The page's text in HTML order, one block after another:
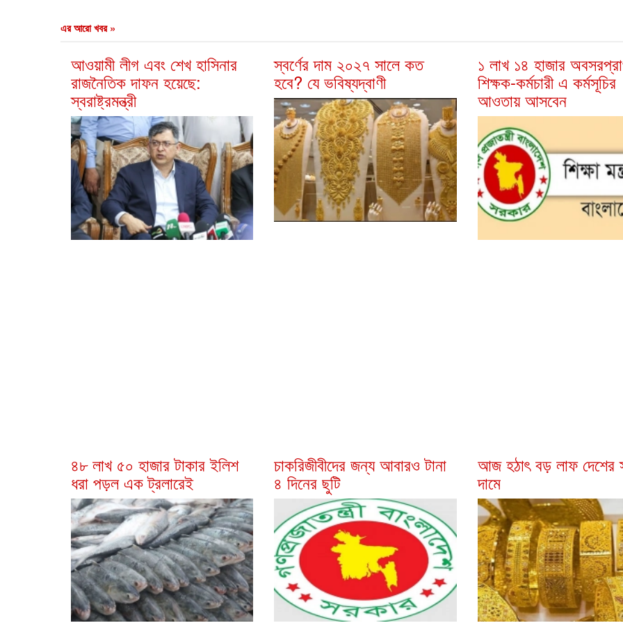
এর আরো খবর »
আওয়ামী লীগ এবং শেখ হাসিনার
রাজনৈতিক দাফন হয়েছে:
স্বরাষ্ট্রমন্ত্রী
স্বর্ণের দাম ২০২৭ সালে কত
হবে? যে ভবিষ্যদ্বাণী
১ লাখ ১৪ হাজার
শিক্ষক-কর্মচারী এ কর্মসূচির
আওতায় আসবেন
৪৮ লাখ ৫০ হাজার টাকার ইলিশ
ধরা পড়ল এক ট্রলারেই
চাকরিজীবীদের জন্য আবারও টানা
৪ দিনের ছুটি
আজ হঠাৎ বড় লাফ দেশের
দামে